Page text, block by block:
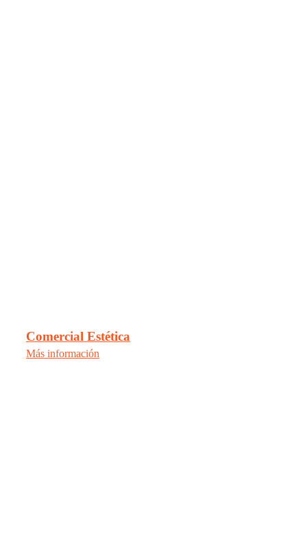
Comercial Estética
Más información